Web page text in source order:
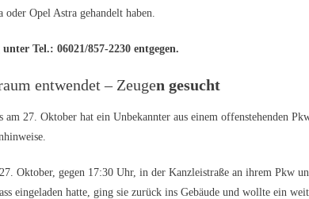
Opel Astra gehandelt haben.
Tel.: 06021/857-2230 entgegen.
entwendet – Zeugen gesucht
am 27. Oktober hat ein Unbekannter aus einem offenstehenden
Oktober, gegen 17:30 Uhr, in der Kanzleistraße an ihrem Pkw
eingeladen hatte, ging sie zurück ins Gebäude und wollte ein